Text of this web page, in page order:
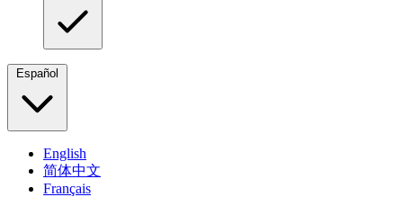
Español
English
简体中文
Français